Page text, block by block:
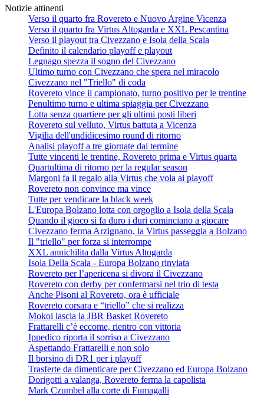
Notizie attinenti
Verso il quarto fra Rovereto e Nuovo Argine Vicenza
Verso il quarto fra Virtus Altogarda e XXL Pescantina
Verso il playout tra Civezzano e Isola della Scala
Definito il calendario playoff e playout
Legnago spezza il sogno del Civezzano
Ultimo turno con Civezzano che spera nel miracolo
Civezzano nel "Triello" di coda
Rovereto vince il campionato, turno positivo per le trentine
Penultimo turno e ultima spiaggia per Civezzano
Lotta senza quartiere per gli ultimi posti liberi
Rovereto sul velluto, Virtus battuta a Vicenza
Vigilia dell'undidicesimo round di ritorno
Analisi playoff a tre giornate dal termine
Tutte vincenti le trentine, Rovereto prima e Virtus quarta
Quartultima di ritorno per la regular season
Margoni fa il regalo alla Virtus che vola ai playoff
Rovereto non convince ma vince
Tutte per vendicare la black week
L'Europa Bolzano lotta con orgoglio a Isola della Scala
Quando il gioco si fa duro i duri cominciano a giocare
Civezzano ferma Arzignano, la Virtus passeggia a Bolzano
Il "triello" per forza si interrompe
XXL annichilita dalla Virtus Altogarda
Isola Della Scala - Europa Bolzano rinviata
Rovereto per l’apericena si divora il Civezzano
Rovereto con derby per confermarsi nel trio di testa
Anche Pisoni al Rovereto, ora è ufficiale
Rovereto corsara e “triello” che si realizza
Mokoi lascia la JBR Basket Rovereto
Frattarelli c’è eccome, rientro con vittoria
Ippedico riporta il sorriso a Civezzano
Aspettando Frattarelli e non solo
Il borsino di DR1 per i playoff
Trasferte da dimenticare per Civezzano ed Europa Bolzano
Dorigotti a valanga, Rovereto ferma la capolista
Mark Czumbel alla corte di Fumagalli